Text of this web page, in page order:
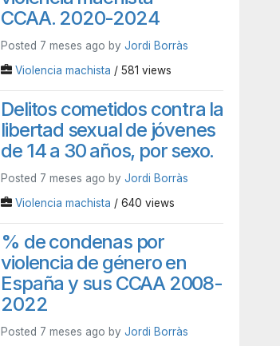
CCAA. 2020-2024
Posted 7 meses ago byJordi Borràs
Violencia machista / 581 views
Delitos cometidos contra la
libertad sexual de jóvenes
de 14 a 30 años, por sexo.
Posted 7 meses ago byJordi Borràs
Violencia machista / 640 views
% de condenas por
violencia de género en
España y sus CCAA 2008-
2022
Posted 7 meses ago byJordi Borràs